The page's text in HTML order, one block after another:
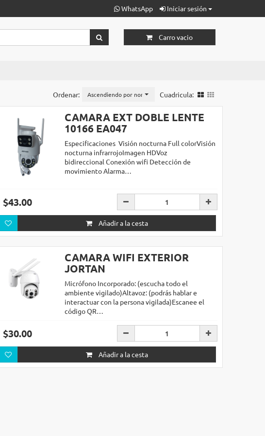
WhatsApp Iniciar sesión
Carro vacio
Cuadricula:
Ordenar: Ascendiendo por nombre
CAMARA EXT DOBLE LENTE
10166 EA047
Especificaciones Visión nocturna Full colorVisión
nocturna infrarrojoImagen HDVoz
bidireccional Conexión wifi Detección de
movimiento Alarma…
$43.00
Añadir a la cesta
CAMARA WIFI EXTERIOR
JORTAN
Micrófono Incorporado: (escucha todo el
ambiente vigilado)Altavoz: (podrás hablar e
interactuar con la persona vigilada)Escanee el
código QR…
$30.00
Añadir a la cesta